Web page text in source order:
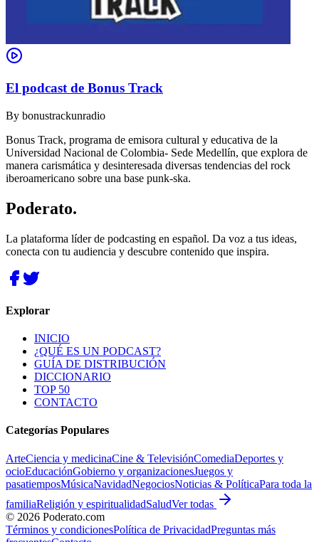
El podcast de Bonus Track
By bonustrackunradio
Bonus Track, programa de emisora cultural y educativa de la
Universidad Nacional de Colombia- Sede Medellín, que explora de
manera carismática y desinteresada diversas tendencias del rock
iberoamericano sobre una base punk-ska.
Poderato.
La plataforma líder de podcasting en español. Da voz a tus ideas,
conecta con tu audiencia y descubre contenido que inspira.
Explorar
INICIO
¿QUÉ ES UN PODCAST?
GUÍA DE DISTRIBUCIÓN
DICCIONARIO
TOP 50
CONTACTO
Categorías Populares
ArteCiencia y medicinaCine & TelevisiónComediaDeportes y
ocioEducaciónGobierno y organizacionesJuegos y
pasatiemposMúsicaNavidadNegociosNoticias & PolíticaPara toda la
familiaReligión y espiritualidadSaludVer todas
© 2026 Poderato.com
Términos y condicionesPolítica de PrivacidadPreguntas más